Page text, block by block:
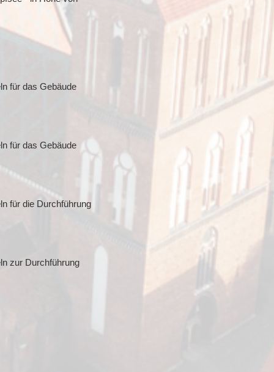
für das Gebäude
für das Gebäude
für die Durchführung
zur Durchführung